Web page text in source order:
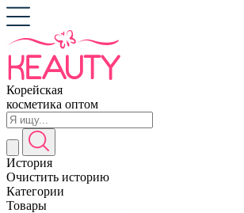
Корейская
косметика оптом
История
Очистить историю
Категории
Товары